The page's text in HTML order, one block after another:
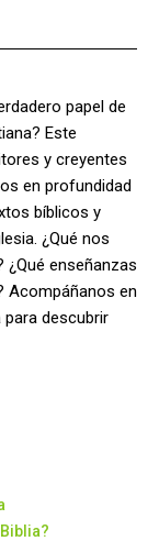
papel de
Este
y creyentes
en profundidad
bíblicos y
¿Qué nos
enseñanzas
Acompáñanos en
descubrir